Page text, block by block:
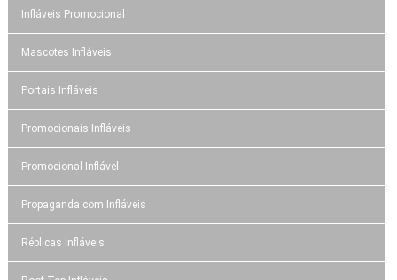
Infláveis Promocional
Mascotes Infláveis
Portais Infláveis
Promocionais Infláveis
Promocional Inflável
Propaganda com Infláveis
Réplicas Infláveis